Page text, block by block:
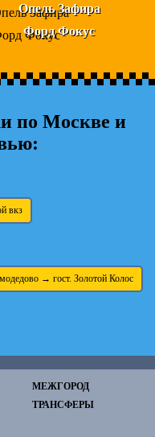
Опель Зафира
Форд Фокус
по Москве и
вкз
→ гост. Золотой Колос
МЕЖГОРОД
ТРАНСФЕРЫ